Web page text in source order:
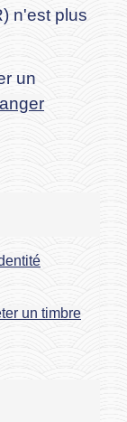
n'est plus
un
un timbre